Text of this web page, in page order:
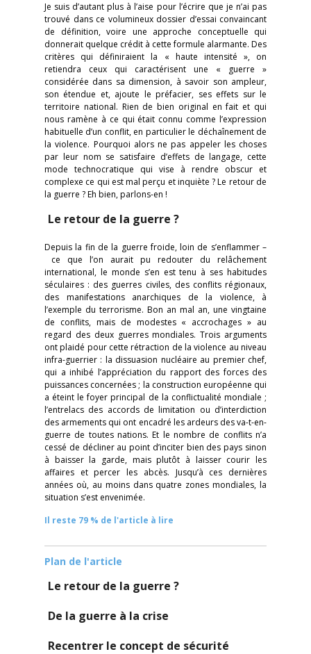
Je suis d’autant plus à l’aise pour l’écrire que je n’ai pas
trouvé dans ce volumineux dossier d’essai convaincant
de définition, voire une approche conceptuelle qui
donnerait quelque crédit à cette formule alarmante. Des
critères qui définiraient la « haute intensité », on
retiendra ceux qui caractérisent une « guerre »
considérée dans sa dimension, à savoir son ampleur,
son étendue et, ajoute le préfacier, ses effets sur le
territoire national. Rien de bien original en fait et qui
nous ramène à ce qui était connu comme l’expression
habituelle d’un conflit, en particulier le déchaînement de
la violence. Pourquoi alors ne pas appeler les choses
par leur nom se satisfaire d’effets de langage, cette
mode technocratique qui vise à rendre obscur et
complexe ce qui est mal perçu et inquiète ? Le retour de
la guerre ? Eh bien, parlons-en !
Le retour de la guerre ?
Depuis la fin de la guerre froide, loin de s’enflammer –
ce que l’on aurait pu redouter du relâchement
international, le monde s’en est tenu à ses habitudes
séculaires : des guerres civiles, des conflits régionaux,
des manifestations anarchiques de la violence, à
l’exemple du terrorisme. Bon an mal an, une vingtaine
de conflits, mais de modestes « accrochages » au
regard des deux guerres mondiales. Trois arguments
ont plaidé pour cette rétraction de la violence au niveau
infra-guerrier : la dissuasion nucléaire au premier chef,
qui a inhibé l’appréciation du rapport des forces des
puissances concernées ; la construction européenne qui
a éteint le foyer principal de la conflictualité mondiale ;
l’entrelacs des accords de limitation ou d’interdiction
des armements qui ont encadré les ardeurs des va-t-en-
guerre de toutes nations. Et le nombre de conflits n’a
cessé de décliner au point d’inciter bien des pays sinon
à baisser la garde, mais plutôt à laisser courir les
affaires et percer les abcès. Jusqu’à ces dernières
années où, au moins dans quatre zones mondiales, la
situation s’est envenimée.
Il reste 79 % de l'article à lire
Plan de l'article
Le retour de la guerre ?
De la guerre à la crise
Recentrer le concept de sécurité